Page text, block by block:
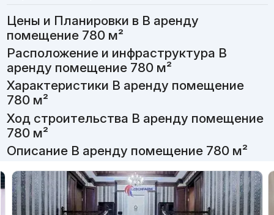
Цены и Планировки в В аренду
помещение 780 м²
Расположение и инфраструктура В
аренду помещение 780 м²
Характеристики В аренду помещение
780 м²
Ход строительства В аренду помещение
780 м²
Описание В аренду помещение 780 м²